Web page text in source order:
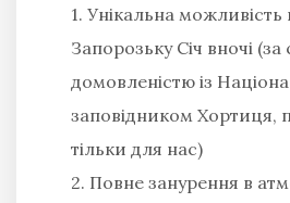
1. Унікальна можливість
Запорозьку Січ вночі
домовленістю із
заповідником Хортиця,
тільки для нас)
2. Повне занурення в